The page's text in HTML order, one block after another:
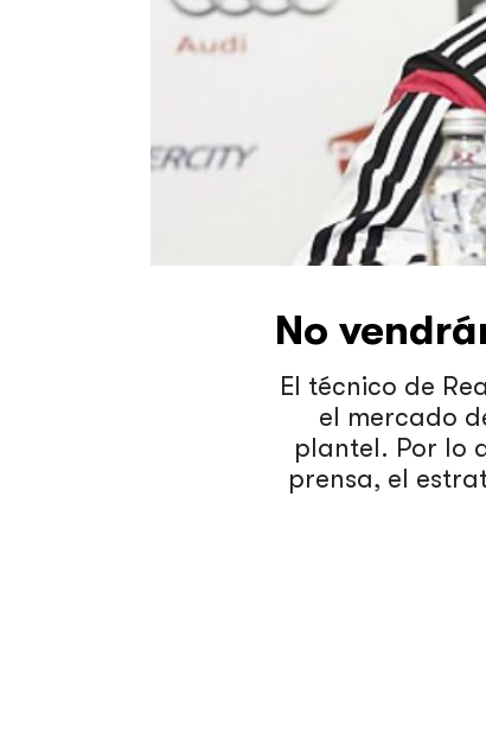
No
El técnico de
el mercado
plantel. Por lo
prensa, el